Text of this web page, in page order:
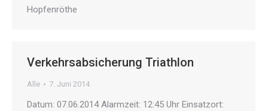
Hopfenröthe
Verkehrsabsicherung Triathlon
Alle 7. Juni 2014
Datum: 07.06.2014 Alarmzeit: 12:45 Uhr Einsatzort: